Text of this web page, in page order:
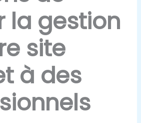
la gestion
site
à des